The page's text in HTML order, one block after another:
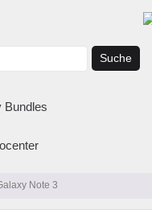
Suche
Bundles
Note 3